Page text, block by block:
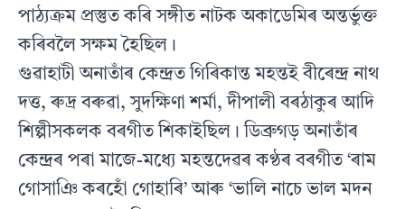
পাঠ‍্যক্ৰম প্ৰস্তুত কৰি সঙ্গীত নাটক অকাডেমিৰ অন্তৰ্ভুক্ত
কৰিবলৈ সক্ষম হৈছিল।
গুৱাহাটী অনাতাঁৰ কেন্দ্ৰত গিৰিকান্ত মহন্তই বীৰেন্দ্ৰ নাথ
দত্ত, ৰুদ্ৰ বৰুৱা, সুদক্ষিণা শৰ্মা, দীপালী বৰঠাকুৰ আদি
শিল্পীসকলক বৰগীত শিকাইছিল। ডিব্ৰুগড় অনাতাঁৰ
কেন্দ্ৰৰ পৰা মাজে-মধ‍্যে মহন্তদেৱৰ কণ্ঠৰ বৰগীত ‘ৰাম
গোসাঞি কৰহোঁ গোহাৰি’ আৰু ‘ভালি নাচে ভাল মদন